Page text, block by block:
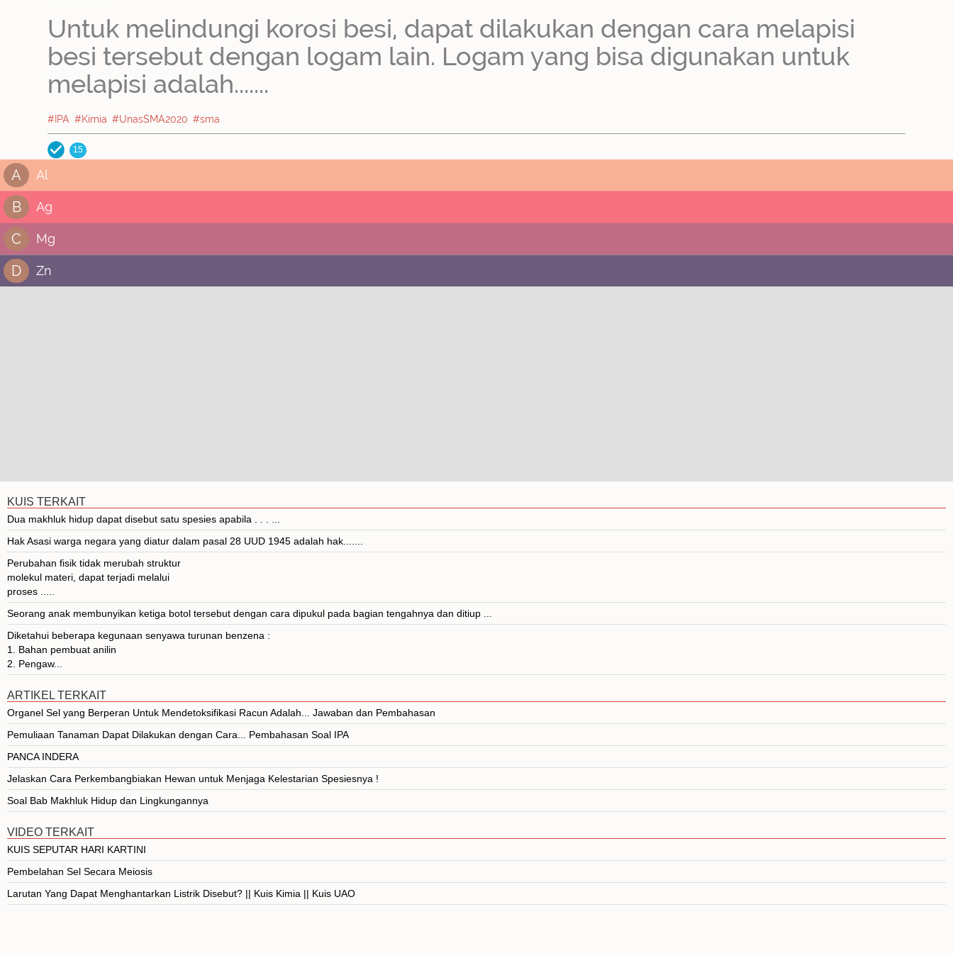
Untuk melindungi korosi besi, dapat dilakukan dengan cara melapisi
besi tersebut dengan logam lain. Logam yang bisa digunakan untuk
melapisi adalah.......
#IPA #Kimia #UnasSMA2020 #sma
15
A Al
B Ag
C Mg
D Zn
KUIS TERKAIT
Dua makhluk hidup dapat disebut satu spesies apabila . . . ...
Hak Asasi warga negara yang diatur dalam pasal 28 UUD 1945 adalah hak.......
Perubahan fisik tidak merubah struktur
molekul materi, dapat terjadi melalui
proses .....
Seorang anak membunyikan ketiga botol tersebut dengan cara dipukul pada bagian tengahnya dan ditiup ...
Diketahui beberapa kegunaan senyawa turunan benzena :
1. Bahan pembuat anilin
2. Pengaw...
ARTIKEL TERKAIT
Organel Sel yang Berperan Untuk Mendetoksifikasi Racun Adalah... Jawaban dan Pembahasan
Pemuliaan Tanaman Dapat Dilakukan dengan Cara... Pembahasan Soal IPA
PANCA INDERA
Jelaskan Cara Perkembangbiakan Hewan untuk Menjaga Kelestarian Spesiesnya !
Soal Bab Makhluk Hidup dan Lingkungannya
VIDEO TERKAIT
KUIS SEPUTAR HARI KARTINI
Pembelahan Sel Secara Meiosis
Larutan Yang Dapat Menghantarkan Listrik Disebut? || Kuis Kimia || Kuis UAO